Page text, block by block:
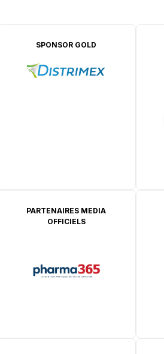
SPONSOR GOLD
PARTENAIRES MEDIA
OFFICIELS